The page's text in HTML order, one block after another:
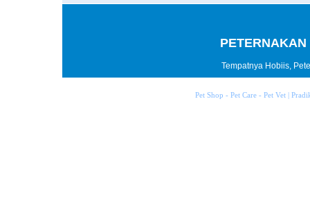
Tempatnya Hobiis,
Pet Shop - Pet Care - Pet Vet |